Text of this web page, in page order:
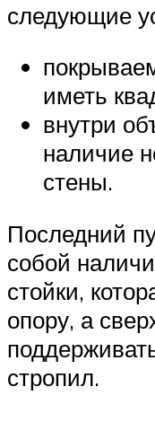
следующие
иметь
внутри
наличие
стены.
Последний
собой
стойки,
опору, а
стропил.